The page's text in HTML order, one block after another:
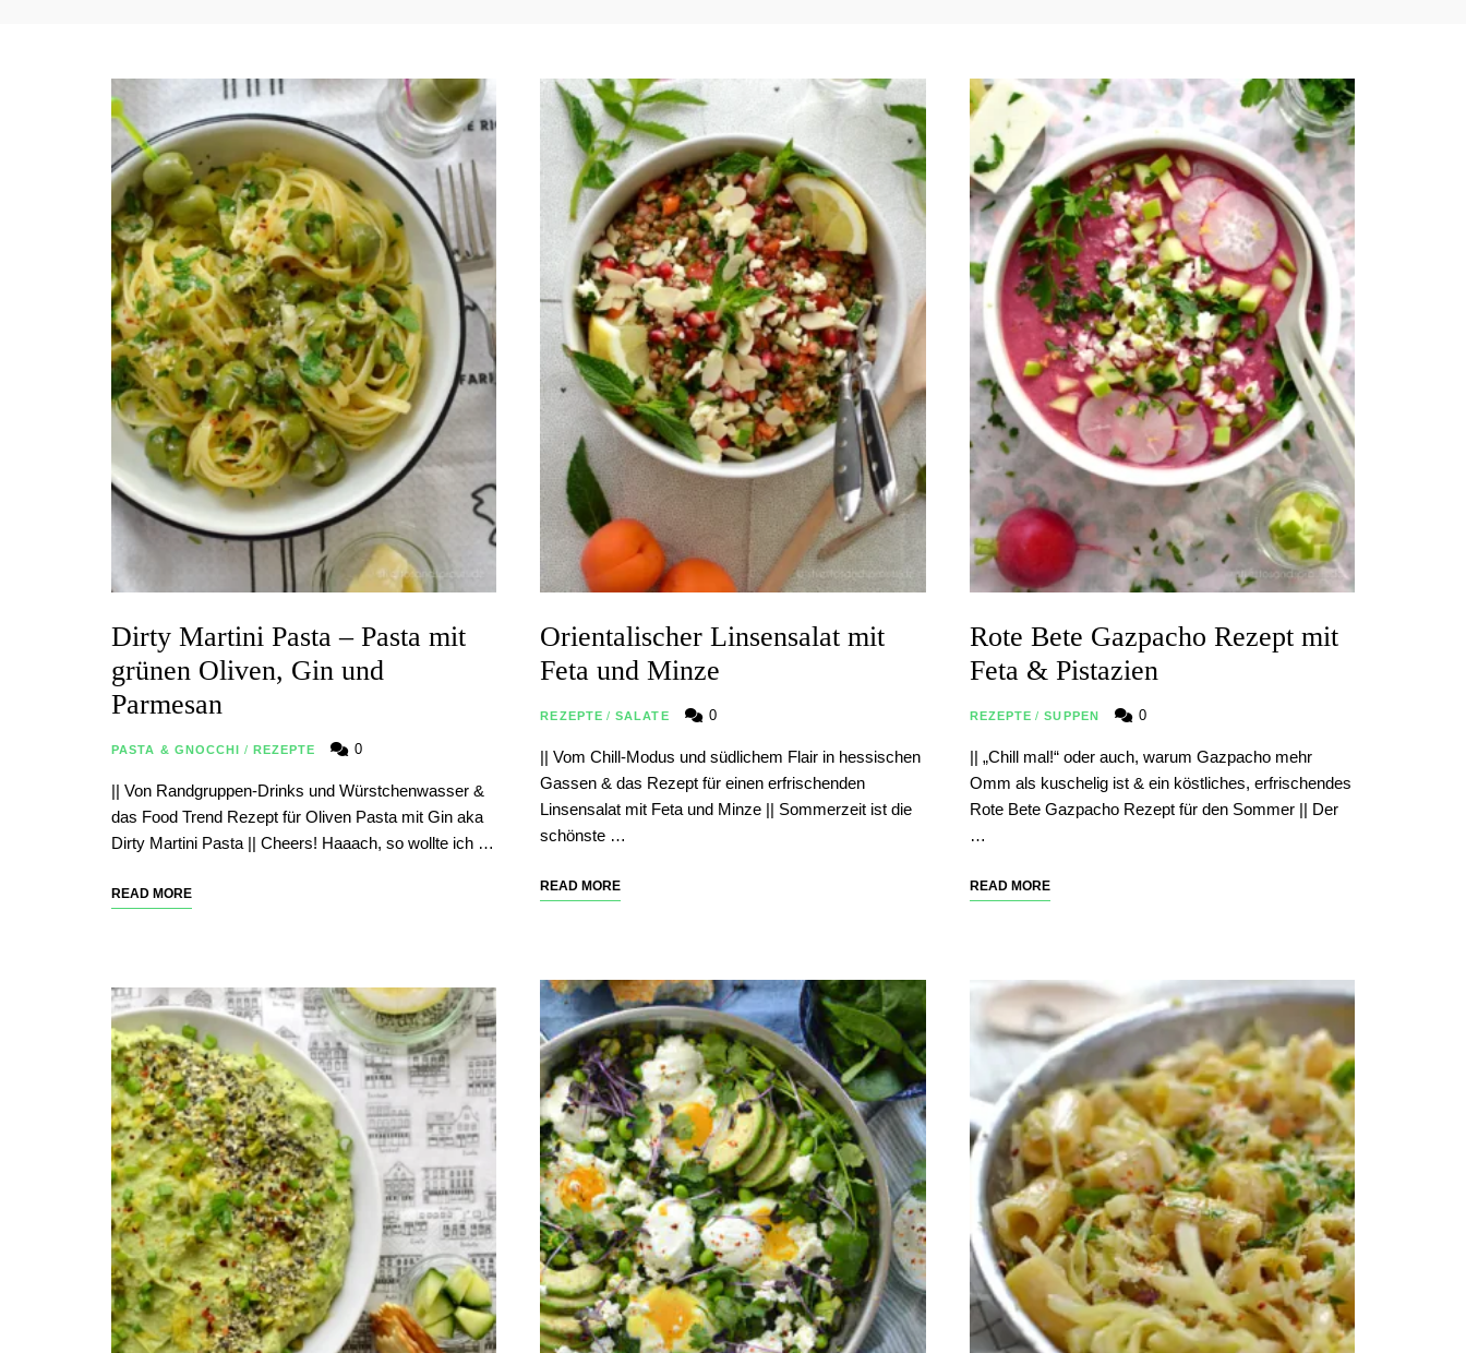
Dirty Martini Pasta – Pasta mit
grünen Oliven, Gin und
Parmesan
PASTA & GNOCCHI / REZEPTE 0
|| Von Randgruppen-Drinks und Würstchenwasser &
das Food Trend Rezept für Oliven Pasta mit Gin aka
Dirty Martini Pasta || Cheers! Haaach, so wollte ich …
READ MORE
Orientalischer Linsensalat mit
Feta und Minze
REZEPTE / SALATE 0
|| Vom Chill-Modus und südlichem Flair in hessischen
Gassen & das Rezept für einen erfrischenden
Linsensalat mit Feta und Minze || Sommerzeit ist die
schönste …
READ MORE
Rote Bete Gazpacho Rezept mit
Feta & Pistazien
REZEPTE / SUPPEN 0
|| „Chill mal!“ oder auch, warum Gazpacho mehr
Omm als kuschelig ist & ein köstliches, erfrischendes
Rote Bete Gazpacho Rezept für den Sommer || Der
…
READ MORE